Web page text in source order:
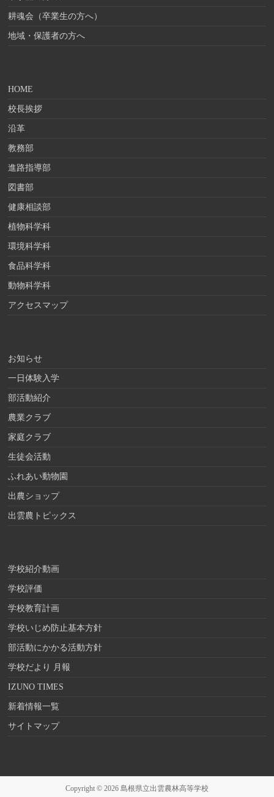
耕魂会（卒業生の方へ）
地域・保護者の方へ
HOME
校長挨拶
沿革
教務部
進路指導部
図書部
健康相談部
植物科学科
環境科学科
食品科学科
動物科学科
アクセスマップ
お知らせ
一日体験入学
部活動紹介
農業クラブ
家庭クラブ
生徒会活動
ふれあい動物園
出農ショップ
出雲農トピックス
学校紹介動画
学校評価
学校教育計画
学校いじめ防止基本方針
部活動にかかる活動方針
学校だより 月報
IZUNO TIMES
新着情報一覧
サイトマップ
Copyright © 2026 島根県立出雲農林高等学校